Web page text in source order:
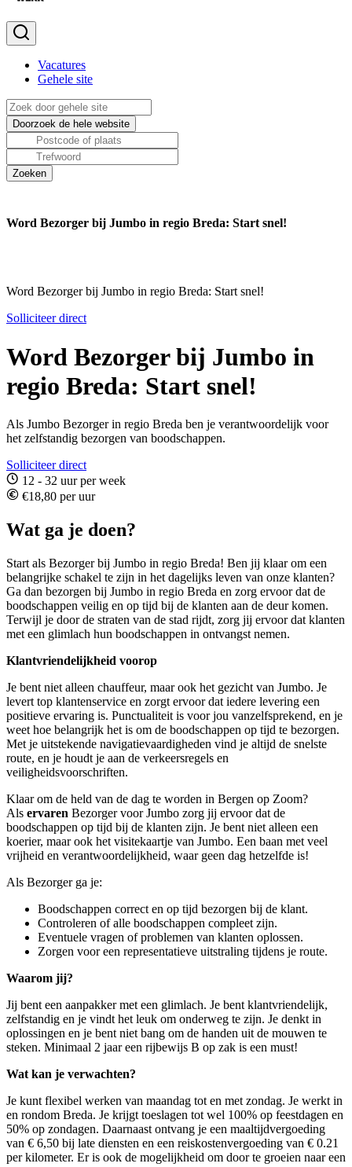
Vacatures
Gehele site
Word Bezorger bij Jumbo in regio Breda: Start snel!
Word Bezorger bij Jumbo in regio Breda: Start snel!
Solliciteer direct
Word Bezorger bij Jumbo in
regio Breda: Start snel!
Als Jumbo Bezorger in regio Breda ben je verantwoordelijk voor
het zelfstandig bezorgen van boodschappen.
Solliciteer direct
12 - 32 uur per week
€18,80 per uur
Wat ga je doen?
Start als Bezorger bij Jumbo in regio Breda! Ben jij klaar om een
belangrijke schakel te zijn in het dagelijks leven van onze klanten?
Ga dan bezorgen bij Jumbo in regio Breda en zorg ervoor dat de
boodschappen veilig en op tijd bij de klanten aan de deur komen.
Terwijl je door de straten van de stad rijdt, zorg jij ervoor dat klanten
met een glimlach hun boodschappen in ontvangst nemen.
Klantvriendelijkheid voorop
Je bent niet alleen chauffeur, maar ook het gezicht van Jumbo. Je
levert top klantenservice en zorgt ervoor dat iedere levering een
positieve ervaring is. Punctualiteit is voor jou vanzelfsprekend, en je
weet hoe belangrijk het is om de boodschappen op tijd te bezorgen.
Met je uitstekende navigatievaardigheden vind je altijd de snelste
route, en je houdt je aan de verkeersregels en
veiligheidsvoorschriften.
Klaar om de held van de dag te worden in Bergen op Zoom?
Als ervaren Bezorger voor Jumbo zorg jij ervoor dat de
boodschappen op tijd bij de klanten zijn. Je bent niet alleen een
koerier, maar ook het visitekaartje van Jumbo. Een baan met veel
vrijheid en verantwoordelijkheid, waar geen dag hetzelfde is!
Als Bezorger ga je:
Boodschappen correct en op tijd bezorgen bij de klant.
Controleren of alle boodschappen compleet zijn.
Eventuele vragen of problemen van klanten oplossen.
Zorgen voor een representatieve uitstraling tijdens je route.
Waarom jij?
Jij bent een aanpakker met een glimlach. Je bent klantvriendelijk,
zelfstandig en je vindt het leuk om onderweg te zijn. Je denkt in
oplossingen en je bent niet bang om de handen uit de mouwen te
steken. Minimaal 2 jaar een rijbewijs B op zak is een must!
Wat kan je verwachten?
Je kunt flexibel werken van maandag tot en met zondag. Je werkt in
en rondom Breda. Je krijgt toeslagen tot wel 100% op feestdagen en
50% op zondagen. Daarnaast ontvang je een maaltijdvergoeding
van € 6,50 bij late diensten en een reiskostenvergoeding van € 0.21
per kilometer. Er is ook de mogelijkheid om door te groeien naar een